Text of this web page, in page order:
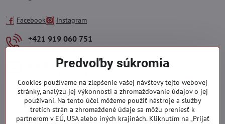
Facebook Instagram
+421 919 060 751
Pondelok - Piatok : 09:00 - 15:00 hod.
info​@everlady​.eu
Predvoľby súkromia
Cookies používame na zlepšenie vašej návštevy tejto webovej
stránky, analýzu jej výkonnosti a zhromažďovanie údajov o jej
používaní. Na tento účel môžeme použiť nástroje a služby
tretích strán a zhromaždené údaje sa môžu preniesť k
partnerom v EÚ, USA alebo iných krajinách. Kliknutím na „Prijať